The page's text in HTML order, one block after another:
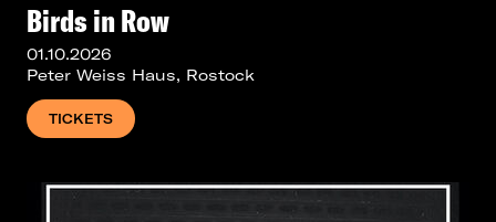
Birds in Row
01.10.2026
Peter Weiss Haus, Rostock
TICKETS